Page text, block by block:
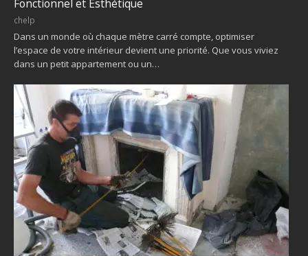
Fonctionnel et Esthétique
chelp
Dans un monde où chaque mètre carré compte, optimiser
l’espace de votre intérieur devient une priorité. Que vous viviez
dans un petit appartement ou un…